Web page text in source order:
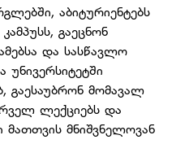
აბიტურიენტებს
გაეცნონ
და სასწავლო
უნივერსიტეტში
გაესაუბრონ მომავალ
ლექციებს და
მათთვის მნიშვნელოვან